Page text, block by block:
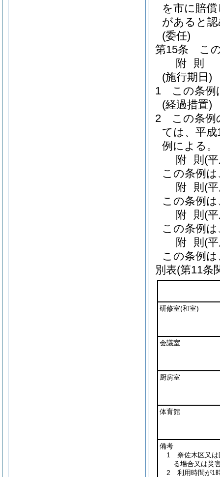
を市に賠
があると
(委任)
第15条
こ
附 則
(施行期日)
1
この条例
(経過措置)
2
この条例
ては、平
例による。
附 則 (
この条例
附 則 (
この条例
附 則 (
この条例
附 則 (
この条例
別表(第11条
研修室(和室)
会議室
厨房室
体育館
備考
1 奈佐木区又は
る場合又は災
2 利用時間が1